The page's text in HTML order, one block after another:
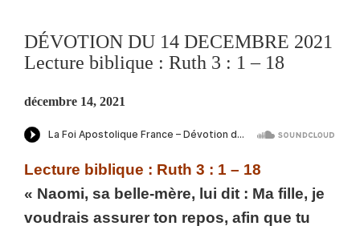
DÉVOTION DU 14 DECEMBRE 2021
Lecture biblique : Ruth 3 : 1 – 18
décembre 14, 2021
Lecture biblique : Ruth 3 : 1 – 18
« Naomi, sa belle-mère, lui dit : Ma fille, je
voudrais assurer ton repos, afin que tu